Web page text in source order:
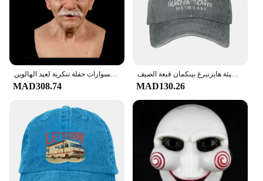
قناع أصلع سيء للكبار ، قناع لاتكس واقعي ، كسر سيء ، كسر أبيض ، إكسسوارات حفلة تنكرية لعيد الهالوين
MAD308.74
والتر وايت ميث مختبرات قبعة بيسبول من قماش الدنيم المغسول قابل للتعديل قبعة أبي كسر سيئة هايزنبرغ بينكمان قبعة الصيف Casquette Gorras
MAD130.26